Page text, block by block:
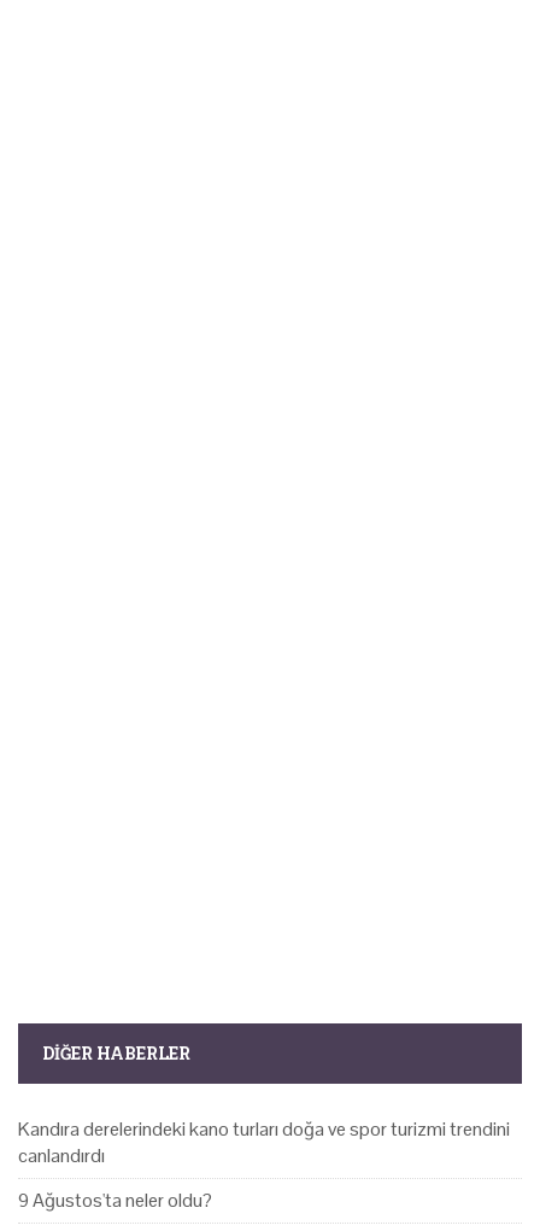
DIĞER HABERLER
Kandıra derelerindeki kano turları doğa ve spor turizmi trendini
canlandırdı
9 Ağustos'ta neler oldu?